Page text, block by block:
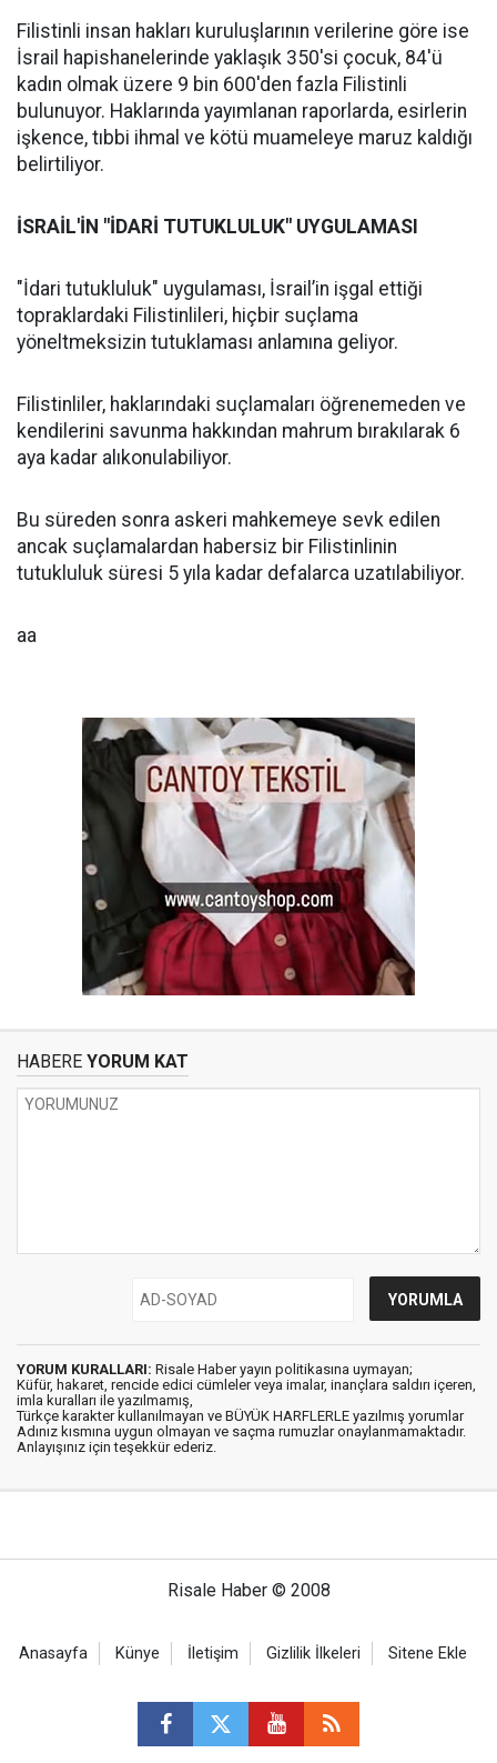
Filistinli insan hakları kuruluşlarının verilerine göre ise
İsrail hapishanelerinde yaklaşık 350'si çocuk, 84'ü
kadın olmak üzere 9 bin 600'den fazla Filistinli
bulunuyor. Haklarında yayımlanan raporlarda, esirlerin
işkence, tıbbi ihmal ve kötü muameleye maruz kaldığı
belirtiliyor.
İSRAİL'İN "İDARİ TUTUKLULUK" UYGULAMASI
"İdari tutukluluk" uygulaması, İsrail’in işgal ettiği
topraklardaki Filistinlileri, hiçbir suçlama
yöneltmeksizin tutuklaması anlamına geliyor.
Filistinliler, haklarındaki suçlamaları öğrenemeden ve
kendilerini savunma hakkından mahrum bırakılarak 6
aya kadar alıkonulabiliyor.
Bu süreden sonra askeri mahkemeye sevk edilen
ancak suçlamalardan habersiz bir Filistinlinin
tutukluluk süresi 5 yıla kadar defalarca uzatılabiliyor.
aa
HABERE YORUM KAT
YORUM KURALLARI: Risale Haber yayın politikasına uymayan;
Küfür, hakaret, rencide edici cümleler veya imalar, inançlara saldırı içeren,
imla kuralları ile yazılmamış,
Türkçe karakter kullanılmayan ve BÜYÜK HARFLERLE yazılmış yorumlar
Adınız kısmına uygun olmayan ve saçma rumuzlar onaylanmamaktadır.
Anlayışınız için teşekkür ederiz.
Risale Haber © 2008
Anasayfa Künye İletişim Gizlilik İlkeleri Sitene Ekle